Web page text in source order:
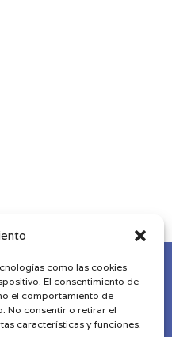
como las cookies
El consentimiento de
el comportamiento de
No consentir o retirar el
características y funciones.